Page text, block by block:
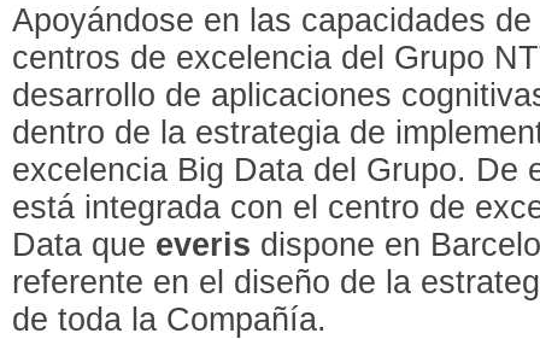
Apoyándose en las capacidades
centros de excelencia del Grupo
desarrollo de aplicaciones
dentro de la estrategia de
excelencia Big Data del Grupo. De
está integrada con el centro de
Data que everis dispone en
referente en el diseño de la
de toda la Compañía.